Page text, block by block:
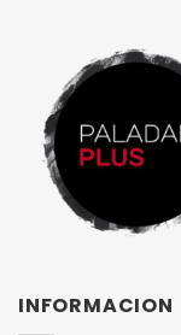
INFORMACION